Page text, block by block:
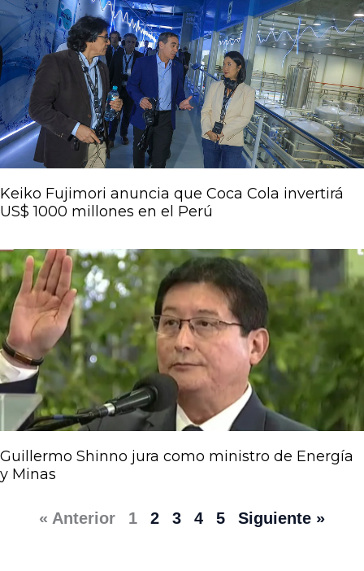
Keiko Fujimori anuncia que Coca Cola invertirá
US$ 1000 millones en el Perú
Guillermo Shinno jura como ministro de Energía
y Minas
« Anterior 1 2 3 4 5 Siguiente »